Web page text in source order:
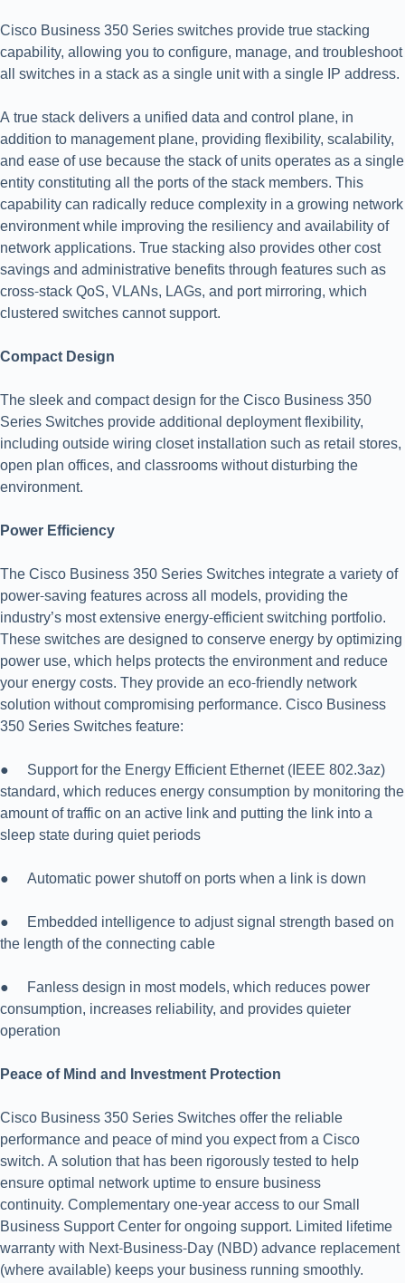
Cisco Business 350 Series switches provide true stacking
capability, allowing you to configure, manage, and troubleshoot
all switches in a stack as a single unit with a single IP address.
A true stack delivers a unified data and control plane, in
addition to management plane, providing flexibility, scalability,
and ease of use because the stack of units operates as a single
entity constituting all the ports of the stack members. This
capability can radically reduce complexity in a growing network
environment while improving the resiliency and availability of
network applications. True stacking also provides other cost
savings and administrative benefits through features such as
cross-stack QoS, VLANs, LAGs, and port mirroring, which
clustered switches cannot support.
Compact Design
The sleek and compact design for the Cisco Business 350
Series Switches provide additional deployment flexibility,
including outside wiring closet installation such as retail stores,
open plan offices, and classrooms without disturbing the
environment.
Power Efficiency
The Cisco Business 350 Series Switches integrate a variety of
power-saving features across all models, providing the
industry’s most extensive energy-efficient switching portfolio.
These switches are designed to conserve energy by optimizing
power use, which helps protects the environment and reduce
your energy costs. They provide an eco-friendly network
solution without compromising performance. Cisco Business
350 Series Switches feature:
● Support for the Energy Efficient Ethernet (IEEE 802.3az)
standard, which reduces energy consumption by monitoring the
amount of traffic on an active link and putting the link into a
sleep state during quiet periods
● Automatic power shutoff on ports when a link is down
● Embedded intelligence to adjust signal strength based on
the length of the connecting cable
● Fanless design in most models, which reduces power
consumption, increases reliability, and provides quieter
operation
Peace of Mind and Investment Protection
Cisco Business 350 Series Switches offer the reliable
performance and peace of mind you expect from a Cisco
switch. A solution that has been rigorously tested to help
ensure optimal network uptime to ensure business
continuity. Complementary one-year access to our Small
Business Support Center for ongoing support. Limited lifetime
warranty with Next-Business-Day (NBD) advance replacement
(where available) keeps your business running smoothly.